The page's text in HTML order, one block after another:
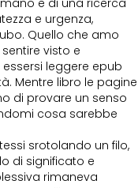
e di una ricerca
e urgenza,
Quello che amo
visto e
leggere epub
Mentre libro le pagine
di provare un senso
cosa sarebbe
srotolando un filo,
di significato e
rimaneva